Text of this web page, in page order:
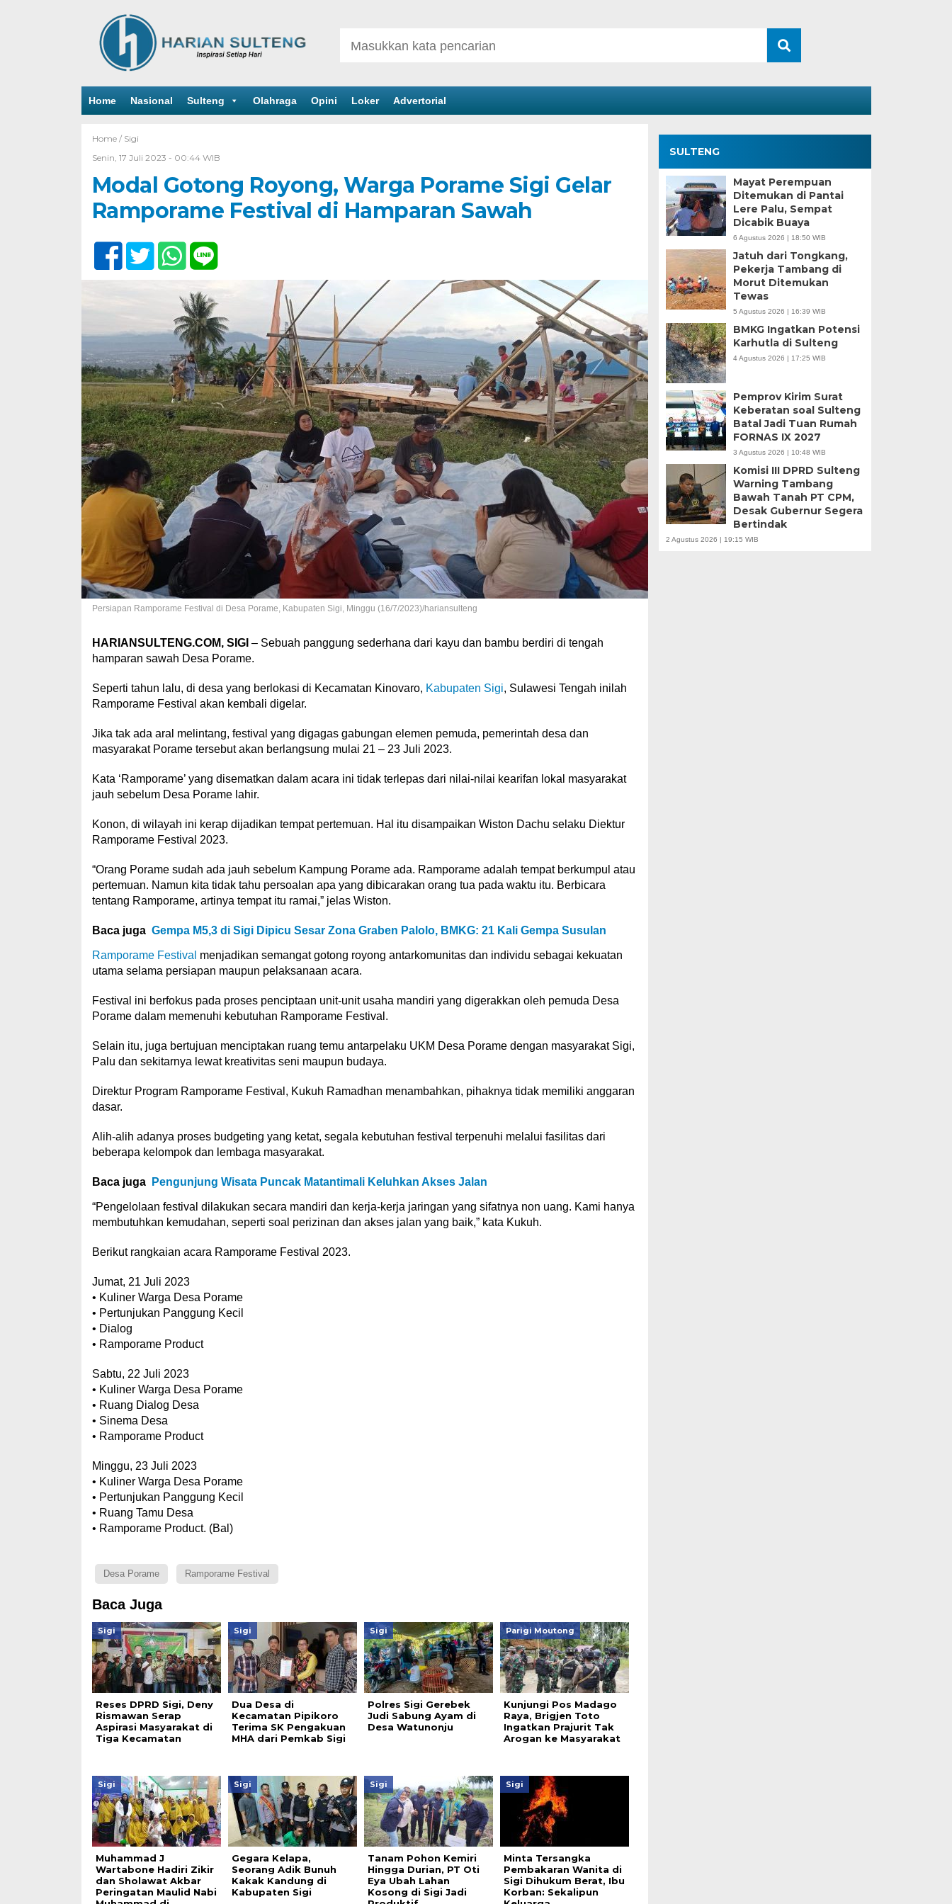
Home Nasional Sulteng Olahraga Opini Loker Advertorial
Home / Sigi
Senin, 17 Juli 2023 - 00:44 WIB
Modal Gotong Royong, Warga Porame Sigi Gelar
Ramporame Festival di Hamparan Sawah
Persiapan Ramporame Festival di Desa Porame, Kabupaten Sigi, Minggu (16/7/2023)/hariansulteng
HARIANSULTENG.COM, SIGI – Sebuah panggung sederhana dari kayu dan bambu berdiri di tengah
hamparan sawah Desa Porame.
Seperti tahun lalu, di desa yang berlokasi di Kecamatan Kinovaro, Kabupaten Sigi, Sulawesi Tengah inilah
Ramporame Festival akan kembali digelar.
Jika tak ada aral melintang, festival yang digagas gabungan elemen pemuda, pemerintah desa dan
masyarakat Porame tersebut akan berlangsung mulai 21 – 23 Juli 2023.
Kata ‘Ramporame’ yang disematkan dalam acara ini tidak terlepas dari nilai-nilai kearifan lokal masyarakat
jauh sebelum Desa Porame lahir.
Konon, di wilayah ini kerap dijadikan tempat pertemuan. Hal itu disampaikan Wiston Dachu selaku Diektur
Ramporame Festival 2023.
“Orang Porame sudah ada jauh sebelum Kampung Porame ada. Ramporame adalah tempat berkumpul atau
pertemuan. Namun kita tidak tahu persoalan apa yang dibicarakan orang tua pada waktu itu. Berbicara
tentang Ramporame, artinya tempat itu ramai,” jelas Wiston.
Baca juga Gempa M5,3 di Sigi Dipicu Sesar Zona Graben Palolo, BMKG: 21 Kali Gempa Susulan
Ramporame Festival menjadikan semangat gotong royong antarkomunitas dan individu sebagai kekuatan
utama selama persiapan maupun pelaksanaan acara.
Festival ini berfokus pada proses penciptaan unit-unit usaha mandiri yang digerakkan oleh pemuda Desa
Porame dalam memenuhi kebutuhan Ramporame Festival.
Selain itu, juga bertujuan menciptakan ruang temu antarpelaku UKM Desa Porame dengan masyarakat Sigi,
Palu dan sekitarnya lewat kreativitas seni maupun budaya.
Direktur Program Ramporame Festival, Kukuh Ramadhan menambahkan, pihaknya tidak memiliki anggaran
dasar.
Alih-alih adanya proses budgeting yang ketat, segala kebutuhan festival terpenuhi melalui fasilitas dari
beberapa kelompok dan lembaga masyarakat.
Baca juga Pengunjung Wisata Puncak Matantimali Keluhkan Akses Jalan
“Pengelolaan festival dilakukan secara mandiri dan kerja-kerja jaringan yang sifatnya non uang. Kami hanya
membutuhkan kemudahan, seperti soal perizinan dan akses jalan yang baik,” kata Kukuh.
Berikut rangkaian acara Ramporame Festival 2023.
Jumat, 21 Juli 2023
• Kuliner Warga Desa Porame
• Pertunjukan Panggung Kecil
• Dialog
• Ramporame Product
Sabtu, 22 Juli 2023
• Kuliner Warga Desa Porame
• Ruang Dialog Desa
• Sinema Desa
• Ramporame Product
Minggu, 23 Juli 2023
• Kuliner Warga Desa Porame
• Pertunjukan Panggung Kecil
• Ruang Tamu Desa
• Ramporame Product. (Bal)
Desa Porame Ramporame Festival
Baca Juga
Sigi
Reses DPRD Sigi, Deny
Rismawan Serap
Aspirasi Masyarakat di
Tiga Kecamatan
Sigi
Dua Desa di
Kecamatan Pipikoro
Terima SK Pengakuan
MHA dari Pemkab Sigi
Sigi
Polres Sigi Gerebek
Judi Sabung Ayam di
Desa Watunonju
Parigi Moutong
Kunjungi Pos Madago
Raya, Brigjen Toto
Ingatkan Prajurit Tak
Arogan ke Masyarakat
Sigi
Muhammad J
Wartabone Hadiri Zikir
dan Sholawat Akbar
Peringatan Maulid Nabi
Sigi
Gegara Kelapa,
Seorang Adik Bunuh
Kakak Kandung di
Kabupaten Sigi
Sigi
Tanam Pohon Kemiri
Hingga Durian, PT Oti
Eya Ubah Lahan
Kosong di Sigi Jadi
Sigi
Minta Tersangka
Pembakaran Wanita di
Sigi Dihukum Berat, Ibu
Korban: Sekalipun
SULTENG
Mayat Perempuan
Ditemukan di Pantai
Lere Palu, Sempat
Dicabik Buaya
6 Agustus 2026 | 18:50 WIB
Jatuh dari Tongkang,
Pekerja Tambang di
Morut Ditemukan
Tewas
5 Agustus 2026 | 16:39 WIB
BMKG Ingatkan Potensi
Karhutla di Sulteng
4 Agustus 2026 | 17:25 WIB
Pemprov Kirim Surat
Keberatan soal Sulteng
Batal Jadi Tuan Rumah
FORNAS IX 2027
3 Agustus 2026 | 10:48 WIB
Komisi III DPRD Sulteng
Warning Tambang
Bawah Tanah PT CPM,
Desak Gubernur Segera
Bertindak
2 Agustus 2026 | 19:15 WIB